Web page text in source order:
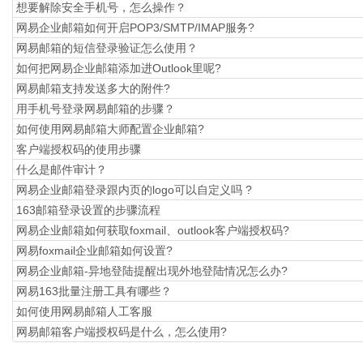
想要解除安全手机号，怎么操作？
网易企业邮箱如何开启POP3/SMTP/IMAP服务?
网易邮箱的短信登录验证怎么使用？
如何把网易企业邮箱添加进Outlook里呢?
网易邮箱支持发送多大的附件?
用手机号登录网易邮箱的步骤？
如何使用网易邮箱大师配置企业邮箱?
​客户端授权码的使用步骤
什么是邮件审计？
网易企业邮箱登录跟内页的logo可以自定义吗 ?
163邮箱登录设置的步骤流程
网易企业邮箱如何获取foxmail、outlook客户端授权码?
网易foxmail企业邮箱如何设置?
网易企业邮箱-异地登陆提醒出现外地登陆情况怎么办?
网易163批量注册工具有哪些？
如何使用网易邮箱人工客服
网易邮箱客户端授权码是什么，怎么使用?